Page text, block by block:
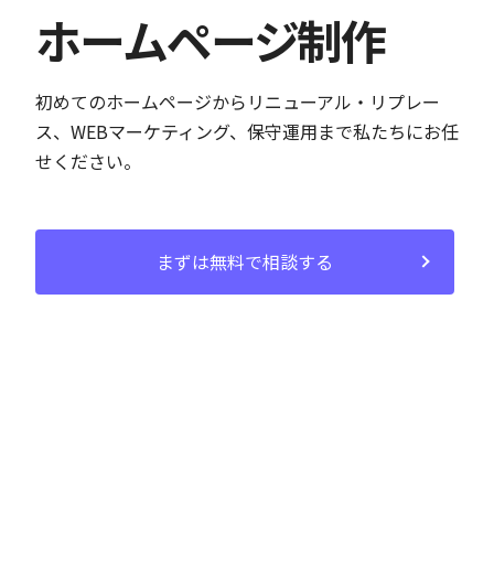
ホームページ制作
初めてのホームページからリニューアル・リプレー
ス、 WEBマーケティング、保守運用まで私たちにお任
せください。
まずは無料で相談する